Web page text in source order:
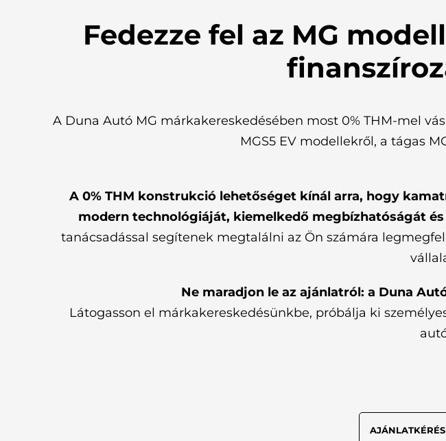
Fedezze fel az MG
A Duna Autó MG márkakereskedésében most 0% THM-mel
MGS5 EV modellekről, a tágas
A 0% THM konstrukció lehetőséget kínál arra, hogy
modern technológiáját, kiemelkedő megbízhatóságát
tanácsadással segítenek megtalálni az Ön számára
Ne maradjon le az ajánlatról: a Duna
Látogasson el márkakereskedésünkbe, próbálja ki
AJÁNLATKÉRÉS